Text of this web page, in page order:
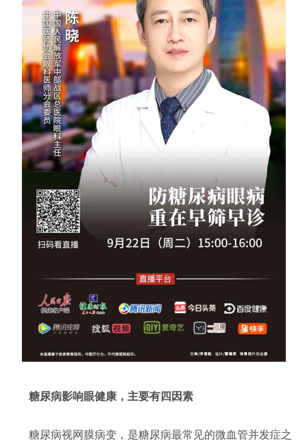
糖尿病影响眼健康，主要有四因素
糖尿病视网膜病变，是糖尿病最常见的微血管并发症之